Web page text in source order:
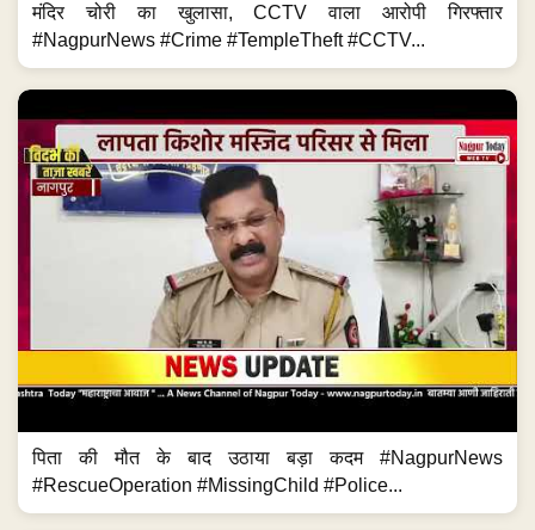
मंदिर चोरी का खुलासा, CCTV वाला आरोपी गिरफ्तार
#NagpurNews #Crime #TempleTheft #CCTV...
पिता की मौत के बाद उठाया बड़ा कदम #NagpurNews
#RescueOperation #MissingChild #Police...